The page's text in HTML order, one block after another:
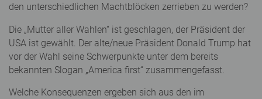
den unterschiedlichen Machtblöcken zerrieben zu werden?
Die „Mutter aller Wahlen“ ist geschlagen, der Präsident der
USA ist gewählt. Der alte/neue Präsident Donald Trump hat
vor der Wahl seine Schwerpunkte unter dem bereits
bekannten Slogan „America first“ zusammengefasst.
Welche Konsequenzen ergeben sich aus den im